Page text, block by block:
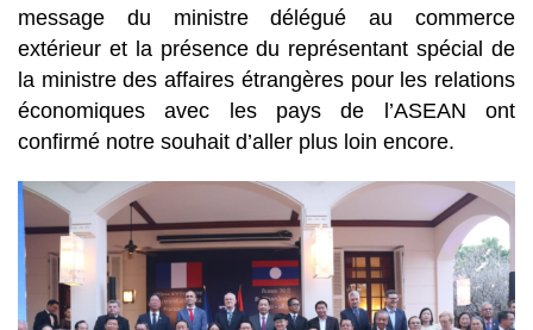
message du ministre délégué au commerce
extérieur et la présence du représentant spécial de
la ministre des affaires étrangères pour les relations
économiques avec les pays de l’ASEAN ont
confirmé notre souhait d’aller plus loin encore.